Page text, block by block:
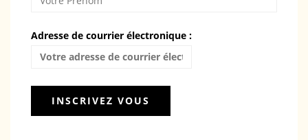
Adresse de courrier électronique :